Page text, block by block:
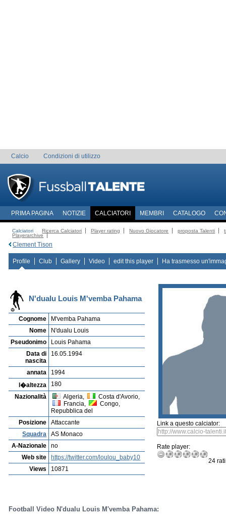
Calcio Condizioni di utilizzo
PRIMA PAGINA NOTIZIE CALCIATORI MEMBRI CATALOGO
Calciatori Ricerca Calciatori Player rating Nuovo Giocatore proposta Talenti
Playerarchive
Clement Tison
Profile Club Gallery Video edit this player Ha trasmesso
N'dualu Louis M'vemba Pahama
Cognome
M'vemba Pahama
Nome
N'dualu Louis
Pseudonimo
Louis Pahama
Data di
nascita
16.05.1994
annata
1994
l�altezza
180
Nazionalità
Algeria,
Costa d'Avorio,
Francia,
Congo,
Repubblica del
Posizione
Attaccante
Squadra
AS Monaco
A-Nazionale
no
Web site
https://twitter.com/loulou_baby10
Views
10871
Link a questo calciator:
Rate player:
24
Football Video N'dualu Louis M'vemba Pahama: